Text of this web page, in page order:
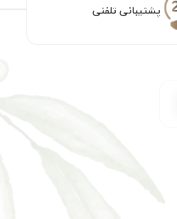
پشتیبانی تلفنی